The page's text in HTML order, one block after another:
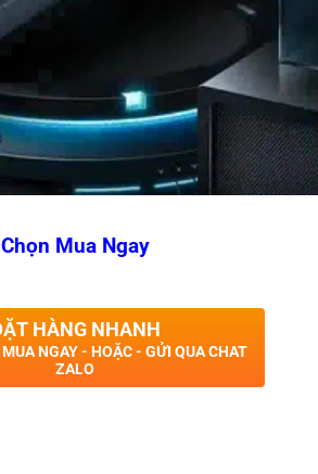
Chọn Mua Ngay
HÀNG NHANH
NGAY - HOẶC - GỬI QUA CHAT
ZALO